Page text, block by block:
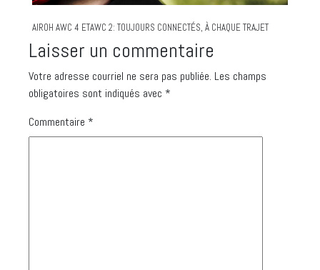
AIROH AWC 4 ETAWC 2: TOUJOURS CONNECTÉS, À CHAQUE TRAJET
Laisser un commentaire
Votre adresse courriel ne sera pas publiée. Les champs
obligatoires sont indiqués avec *
Commentaire *